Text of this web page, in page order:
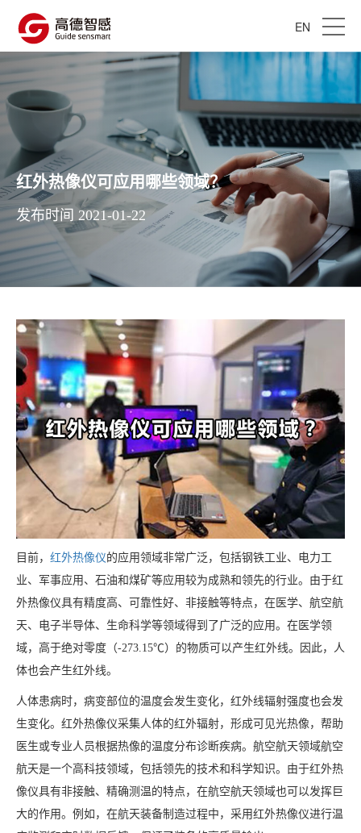
EN
红外热像仪可应用哪些领域？
发布时间 2021-01-22
目前， 红外热像仪的应用领域非常广泛，包括钢铁工业、电力工
业、军事应用、石油和煤矿等应用较为成熟和领先的行业。由于红
外热像仪具有精度高、可靠性好、非接触等特点，在医学、航空航
天、电子半导体、生命科学等领域得到了广泛的应用。在医学领
域，高于绝对零度（-273.15℃）的物质可以产生红外线。因此，人
体也会产生红外线。
人体患病时，病变部位的温度会发生变化，红外线辐射强度也会发
生变化。红外热像仪采集人体的红外辐射，形成可见光热像，帮助
医生或专业人员根据热像的温度分布诊断疾病。航空航天领域航空
航天是一个高科技领域，包括领先的技术和科学知识。由于红外热
像仪具有非接触、精确测温的特点，在航空航天领域也可以发挥巨
大的作用。例如，在航天装备制造过程中，采用红外热像仪进行温